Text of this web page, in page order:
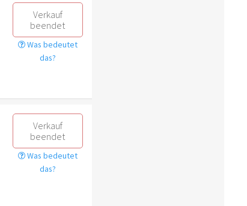
Verkauf
beendet
Was bedeutet
das?
Verkauf
beendet
Was bedeutet
das?